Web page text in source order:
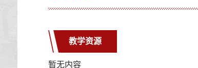
教学资源
暂无内容